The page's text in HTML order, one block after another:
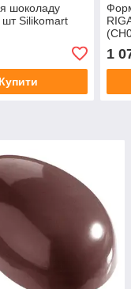
шоколаду
Silikomart
Купити
1